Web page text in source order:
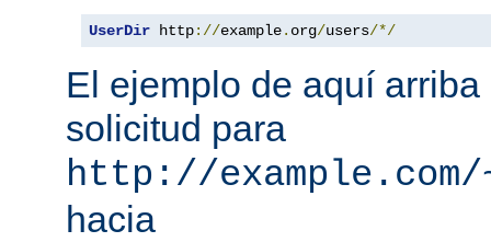
UserDir http://example. org/users/*/
El ejemplo de aquí
solicitud para
http://example.com/
hacia